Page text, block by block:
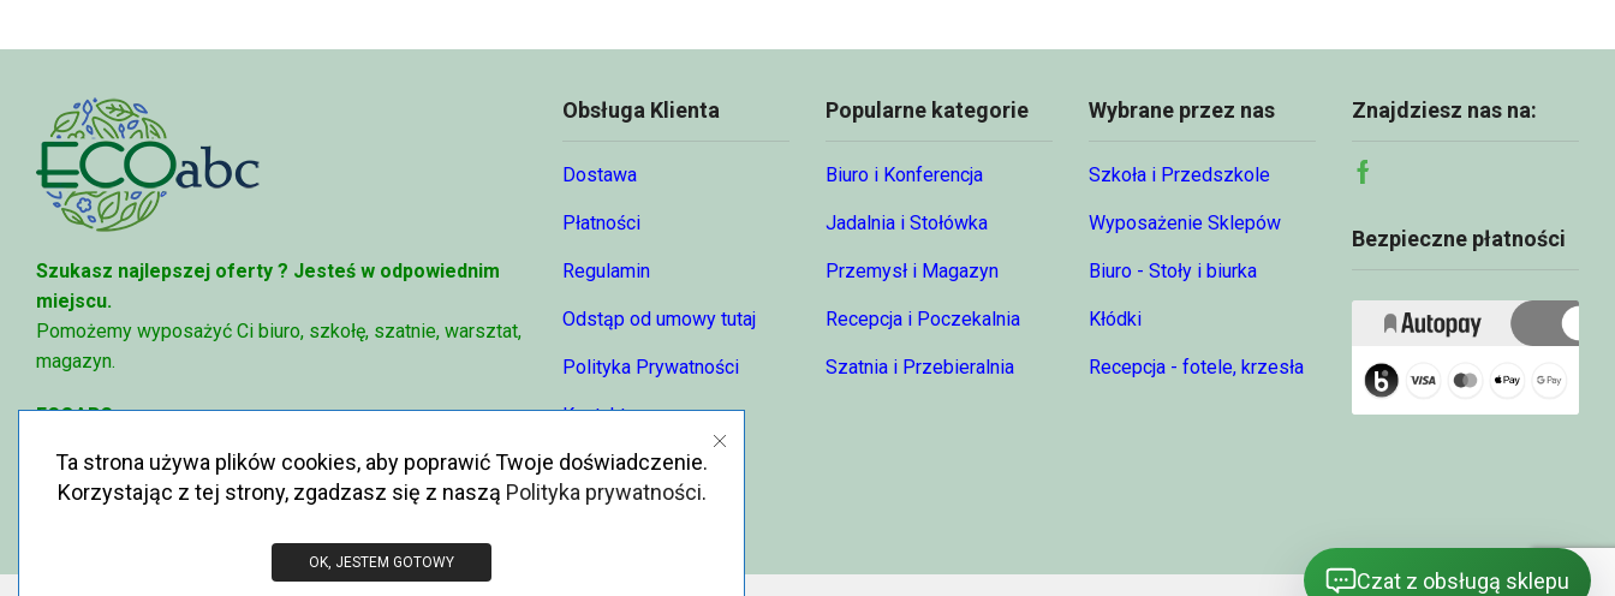
Szukasz najlepszej oferty ? Jesteś w odpowiednim
miejscu.
Pomożemy wyposażyć Ci biuro, szkołę, szatnie, warsztat,
magazyn.
ECOABC
515-056-515
Królewska 6, 05-825 Grodzisk Mazowiecki
Obsługa Klienta
Dostawa
Płatności
Regulamin
Odstąp od umowy tutaj
Polityka Prywatności
Kontakt
O nas
Popularne kategorie
Biuro i Konferencja
Jadalnia i Stołówka
Przemysł i Magazyn
Recepcja i Poczekalnia
Szatnia i Przebieralnia
Wybrane przez nas
Szkoła i Przedszkole
Wyposażenie Sklepów
Biuro - Stoły i biurka
Kłódki
Recepcja - fotele, krzesła
Znajdziesz nas na:
Facebook
Bezpieczne płatności
Ta strona używa plików cookies, aby poprawić Twoje doświadczenie.
Korzystając z tej strony, zgadzasz się z naszą Polityka prywatności.
OK, JESTEM GOTOWY
Czat z obsługą sklepu